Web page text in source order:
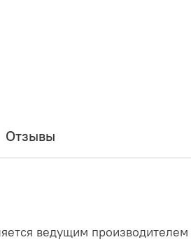
Отзывы
ведущим производителем